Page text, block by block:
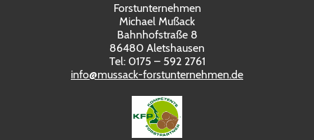
Forstunternehmen
Michael Mußack
Bahnhofstraße 8
86480 Aletshausen
Tel: 0175 – 592 2761
info@mussack-forstunternehmen.de